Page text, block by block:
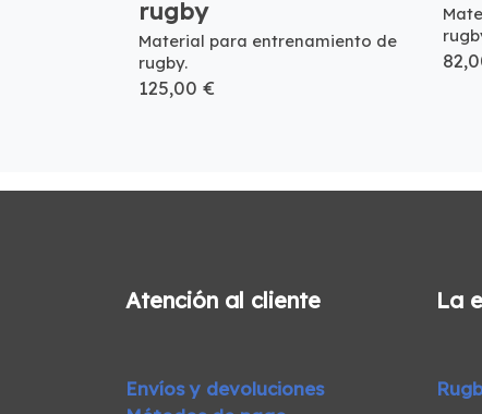
rugby
Material para entrenamiento de
rugby.
125,00 €
Atención al cliente
Envíos y devoluciones
La